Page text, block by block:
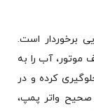
برخوردار است.
موتور، آب را به
کرده و در
صحیح واتر پمپ،